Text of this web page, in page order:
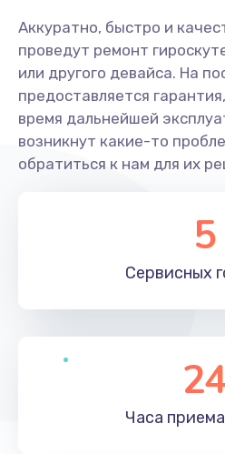
Аккуратно, быстро и
проведут ремонт
или другого девайса. На
предоставляется
время дальнейшей
возникнут какие-то
обратиться к нам для их
5
Сервисных
24
Часа приема